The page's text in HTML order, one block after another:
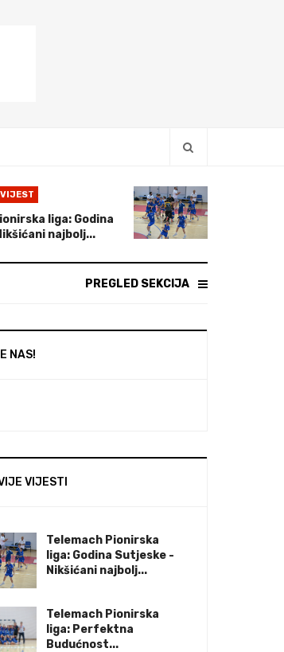
liga: Godina
najbolj...
PREGLED SEKCIJA
NAS!
VIJESTI
Telemach Pionirska
liga: Godina Sutjeske -
Nikšićani najbolj...
Telemach Pionirska
liga: Perfektna
Budućnost...